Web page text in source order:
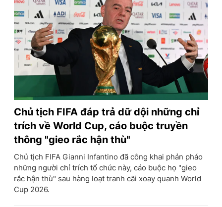
Chủ tịch FIFA đáp trả dữ dội những chỉ
trích về World Cup, cáo buộc truyền
thông "gieo rắc hận thù"
Chủ tịch FIFA Gianni Infantino đã công khai phản pháo
những người chỉ trích tổ chức này, cáo buộc họ "gieo
rắc hận thù" sau hàng loạt tranh cãi xoay quanh World
Cup 2026.